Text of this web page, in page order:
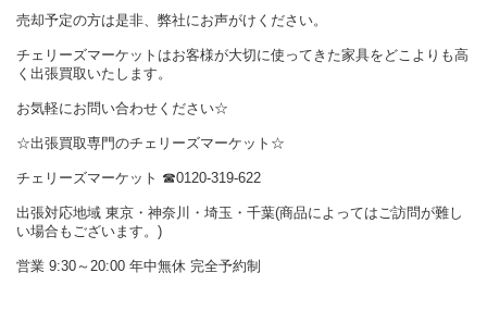
売却予定の方は是非、弊社にお声がけください。
チェリーズマーケットはお客様が大切に使ってきた家具をどこよりも高
く出張買取いたします。
お気軽にお問い合わせください☆
☆出張買取専門のチェリーズマーケット☆
チェリーズマーケット ☎︎0120-319-622
出張対応地域 東京・神奈川・埼玉・千葉(商品によってはご訪問が難し
い場合もございます。)
営業 9:30～20:00 年中無休 完全予約制